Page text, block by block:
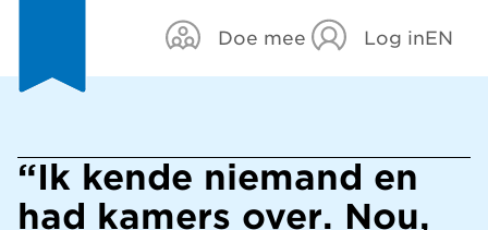
Doe mee Log inEN
“Ik kende niemand en
had kamers over. Nou,